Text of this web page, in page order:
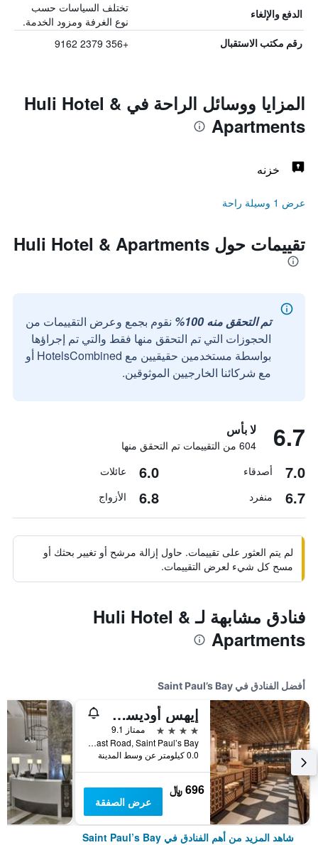
الدفع والإلغاء
تختلف السياسات حسب
نوع الغرفة ومزود الخدمة.
رقم مكتب الاستقبال +356 2379 9162
المزايا ووسائل الراحة في Huli Hotel &
Apartments
خزنه
عرض 1 وسيلة راحة
تقييمات حول Huli Hotel & Apartments
تم التحقق منه 100%
نقوم بجمع وعرض التقييمات من
الحجوزات التي تم التحقق منها فقط والتي تم إجراؤها
بواسطة مستخدمين حقيقيين مع HotelsCombined أو
مع شركائنا الخارجيين الموثوقين.
6.7 لا بأس
604 من التقييمات تم التحقق منها
7.0 أصدقاء 6.0 عائلات
6.7 منفرد 6.8 الأزواج
لم يتم العثور على تقييمات. حاول إزالة مرشح أو تغيير بحثك أو
مسح كل شيء لعرض التقييمات.
فنادق مشابهة لـ Huli Hotel &
Apartments
أفضل الفنادق في Saint Paul’s Bay
إيهس أوديسي هوتل
4 نجوم
ممتاز 9.1
Qawra Coast Road, Saint Paul’s Bay, مالطا
0.0 كيلومتر عن وسط المدينة
696 ﷼
عرض الصفقة
شاهد المزيد من أهم الفنادق في Saint Paul’s Bay